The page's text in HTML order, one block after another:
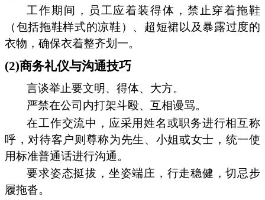
工作期间，员工应着装得体，禁止穿着拖鞋
（包括拖鞋样式的凉鞋）、超短裙以及暴露过度的
衣物，确保衣着整齐划一。
(2)商务礼仪与沟通技巧
言谈举止要文明、得体、大方。
严禁在公司内打架斗殴、互相谩骂。
在工作交流中，应采用姓名或职务进行相互称
呼，对待客户则尊称为先生、小姐或女士，统一使
用标准普通话进行沟通。
要求姿态挺拔，坐姿端庄，行走稳健，切忌步
履拖沓。